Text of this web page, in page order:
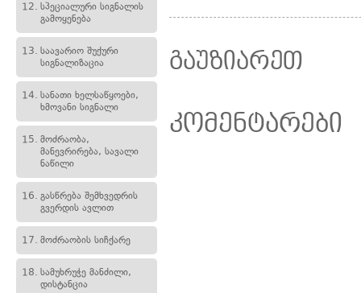
12. სპეციალური სიგნალის
გამოყენება
13. საავარიო შუქური
სიგნალიზაცია
14. სანათი ხელსაწყოები,
ხმოვანი სიგნალი
15. მოძრაობა,
მანევრირება, სავალი
ნაწილი
16. გასწრება შემხვედრის
გვერდის ავლით
17. მოძრაობის სიჩქარე
18. სამუხრუჭე მანძილი,
დისტანცია
გაუზიარეთ
კომენტარები